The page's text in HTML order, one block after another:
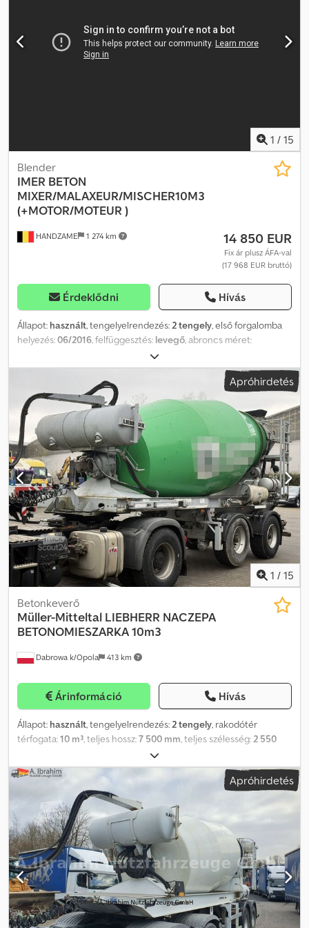
1 / 15
HANDZAME 1 274 km
Blender
IMER BETON
MIXER/MALAXEUR/MISCHER10M3
(+MOTOR/MOTEUR )
14 850 EUR
Fix ár plusz ÁFA-val
(17 968 EUR bruttó)
Érdeklődni Hívás
Állapot: használt, tengelyelrendezés:2 tengely, első forgalomba
helyezés:06/2016, felfüggesztés: levegő, abroncs méret:
1 300 mm
anyag: beton Gumiabroncs mérete: 425/65 R22,5 Felfüggesztés:
légrugó Hajtás: kerekek Megengedett össztömeg: 39 000 kg
Dodozi D Unepfx Ackeck Felépítmény gyártója: MOL
Apróhirdetés
1 / 15
Dabrowa k/Opola 413 km
Betonkeverő
Müller-Mitteltal LIEBHERR NACZEPA
BETONOMIESZARKA 10m3
Árinformáció Hívás
Állapot: használt, tengelyelrendezés:2 tengely, rakodótér
térfogata:10 m³, teljes hossz:7 500 mm, teljes szélesség:2 550
, Gyártási év:
anyag: Beton Bruttó tömeg: 6.530 kg Hasznos teher: 25.470 kg
Dcodpfxex Utq So Ackek TELJES ÖSSZTÖMEG: 32.000 kgApróhirdetés